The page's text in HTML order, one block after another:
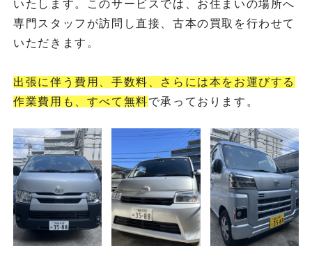
いたします。このサービスでは、お住まいの場所へ
専門スタッフが訪問し直接、古本の買取を行わせて
いただきます。
出張に伴う費用、手数料、さらには本をお運びする
作業費用も、すべて無料で承っております。